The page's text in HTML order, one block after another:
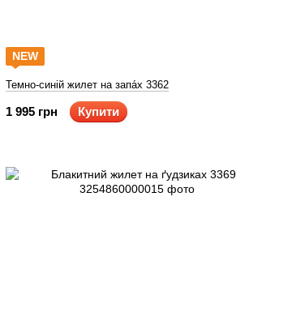
NEW
Темно-синій жилет на запа́х 3362
1 995 грн Купити